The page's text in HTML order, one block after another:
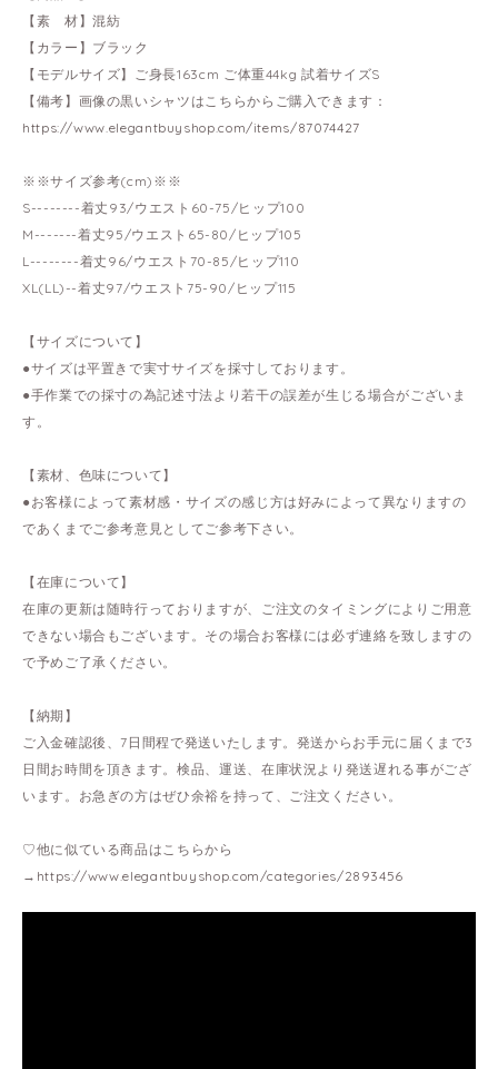
【素 材】混紡
【カラー】ブラック
【モデルサイズ】ご身長163cm ご体重44kg 試着サイズS
【備考】画像の黒いシャツはこちらからご購入できます：
https://www.elegantbuyshop.com/items/87074427
※※サイズ参考(cm)※※
S--------着丈93/ウエスト60-75/ヒップ100
M-------着丈95/ウエスト65-80/ヒップ105
L--------着丈96/ウエスト70-85/ヒップ110
XL(LL)--着丈97/ウエスト75-90/ヒップ115
【サイズについて】
●サイズは平置きで実寸サイズを採寸しております。
●手作業での採寸の為記述寸法より若干の誤差が生じる場合がございま
す。
【素材、色味について】
●お客様によって素材感・サイズの感じ方は好みによって異なりますの
であくまでご参考意見としてご参考下さい。
【在庫について】
在庫の更新は随時行っておりますが、ご注文のタイミングによりご用意
できない場合もございます。その場合お客様には必ず連絡を致しますの
で予めご了承ください。
【納期】
ご入金確認後、7日間程で発送いたします。発送からお手元に届くまで3
日間お時間を頂きます。検品、運送、在庫状況より発送遅れる事がござ
います。お急ぎの方はぜひ余裕を持って、ご注文ください。
♡他に似ている商品はこちらから
→ https://www.elegantbuyshop.com/categories/2893456